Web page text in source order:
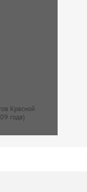
Красной
года)